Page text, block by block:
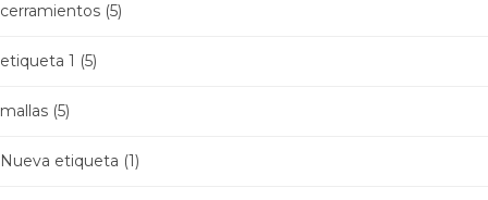
cerramientos (5)
etiqueta 1 (5)
mallas (5)
Nueva etiqueta (1)